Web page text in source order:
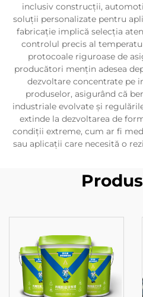
inclusiv construcții,
soluții personalizate pentru
fabricație implică selecția
controlul precis al
protocoale riguroase de
producători mențin adesea
dezvoltare concentrate pe
produselor, asigurând că
industriale evolvate și
extinde la dezvoltarea de
condiții extreme, cum ar fi
sau aplicații care necesită o